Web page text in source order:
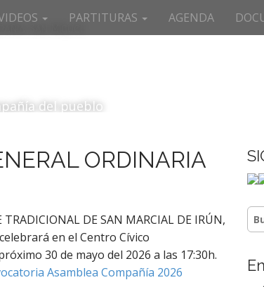
PARTITURAS AGENDA
del pueblo
ORDINARIA
DE SAN MARCIAL DE IRÚN,
en el Centro Cívico
30 de mayo del 2026 a las 17:30h.
Asamblea Compañía 2026